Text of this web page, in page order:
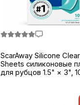
ScarAway Silicone
Sheets силиконовые
для рубцов 1.5" × 3",